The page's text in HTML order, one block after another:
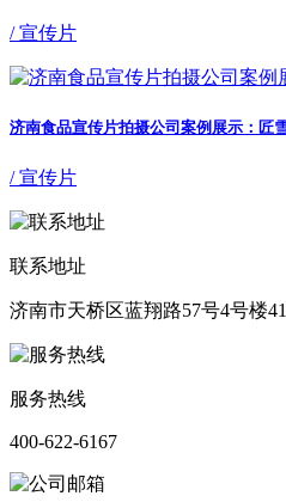
/ 宣传片
济南食品宣传片拍摄公司案例展示：匠
/ 宣传片
联系地址
济南市天桥区蓝翔路57号4号楼
服务热线
400-622-6167